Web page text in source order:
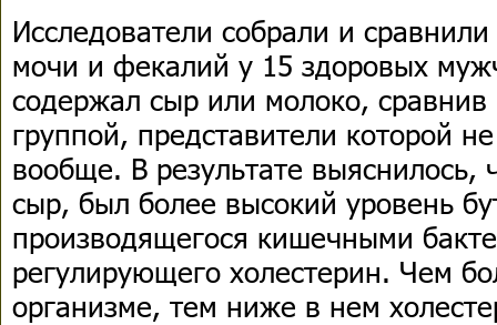
Исследователи собрали и
мочи и фекалий у 15 здоровых
содержал сыр или молоко, сравнив
группой, представители которой
вообще. В результате выяснилось,
сыр, был более высокий уровень
производящегося кишечными
регулирующего холестерин. Чем
организме, тем ниже в нем